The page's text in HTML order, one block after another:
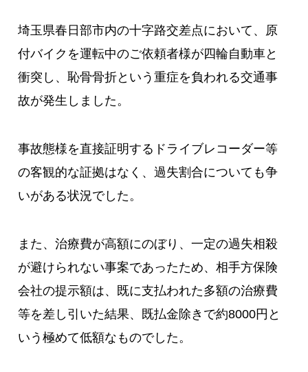
埼玉県春日部市内の十字路交差点において、原
付バイクを運転中のご依頼者様が四輪自動車と
衝突し、恥骨骨折という重症を負われる交通事
故が発生しました。
事故態様を直接証明するドライブレコーダー等
の客観的な証拠はなく、過失割合についても争
いがある状況でした。
また、治療費が高額にのぼり、一定の過失相殺
が避けられない事案であったため、相手方保険
会社の提示額は、既に支払われた多額の治療費
等を差し引いた結果、既払金除きで約8000円と
いう極めて低額なものでした。